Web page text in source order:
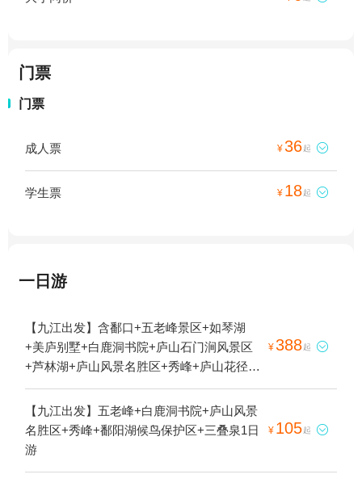
门票
门票
成人票 ¥36起 
学生票 ¥ 18起 
一日游
【九江出发】含鄱口+五老峰景区+如琴湖
+美庐别墅+白鹿洞书院+庐山石门涧风景区
+芦林湖+庐山风景名胜区+秀峰+庐山花径
+锦绣谷+仙人洞+庐山天桥+毛泽东诗碑园
+鄱阳湖候鸟保护区+大口瀑布+三叠泉+庐山
含鄱口索道+锦绣谷-险峰+庐山博物馆+白居
易草堂+观妙亭+锦绣谷-谈判台2日游
¥388起 
【九江出发】五老峰+白鹿洞书院+庐山风景
名胜区+秀峰+鄱阳湖候鸟保护区+三叠泉1日
游
¥ 105起 